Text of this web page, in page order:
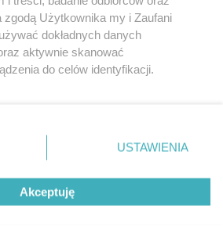
O nas
Nasze serwisy
zgodą Użytkownika my i Zaufani
dokładnych danych
aktywnie skanować
do celów identyfikacji.
przycisk ustawień prywatności
dolnym rogu strony
danych nie wymagają zgody
prawo sprzeciwić się takiemu
będą miały zastosowanie tylko
USTAWIENIA
Akceptuję